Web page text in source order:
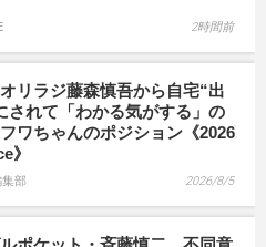
2時間前
リラジ藤森慎吾から自宅“出
されて「わかる気がする」の
ワちゃんのポジション《2026
》
集部 2026/8/5